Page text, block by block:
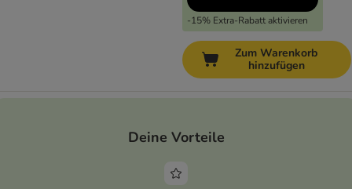
-15% Extra-Rabatt aktivieren
Zum Warenkorb
hinzufügen
Deine Vorteile